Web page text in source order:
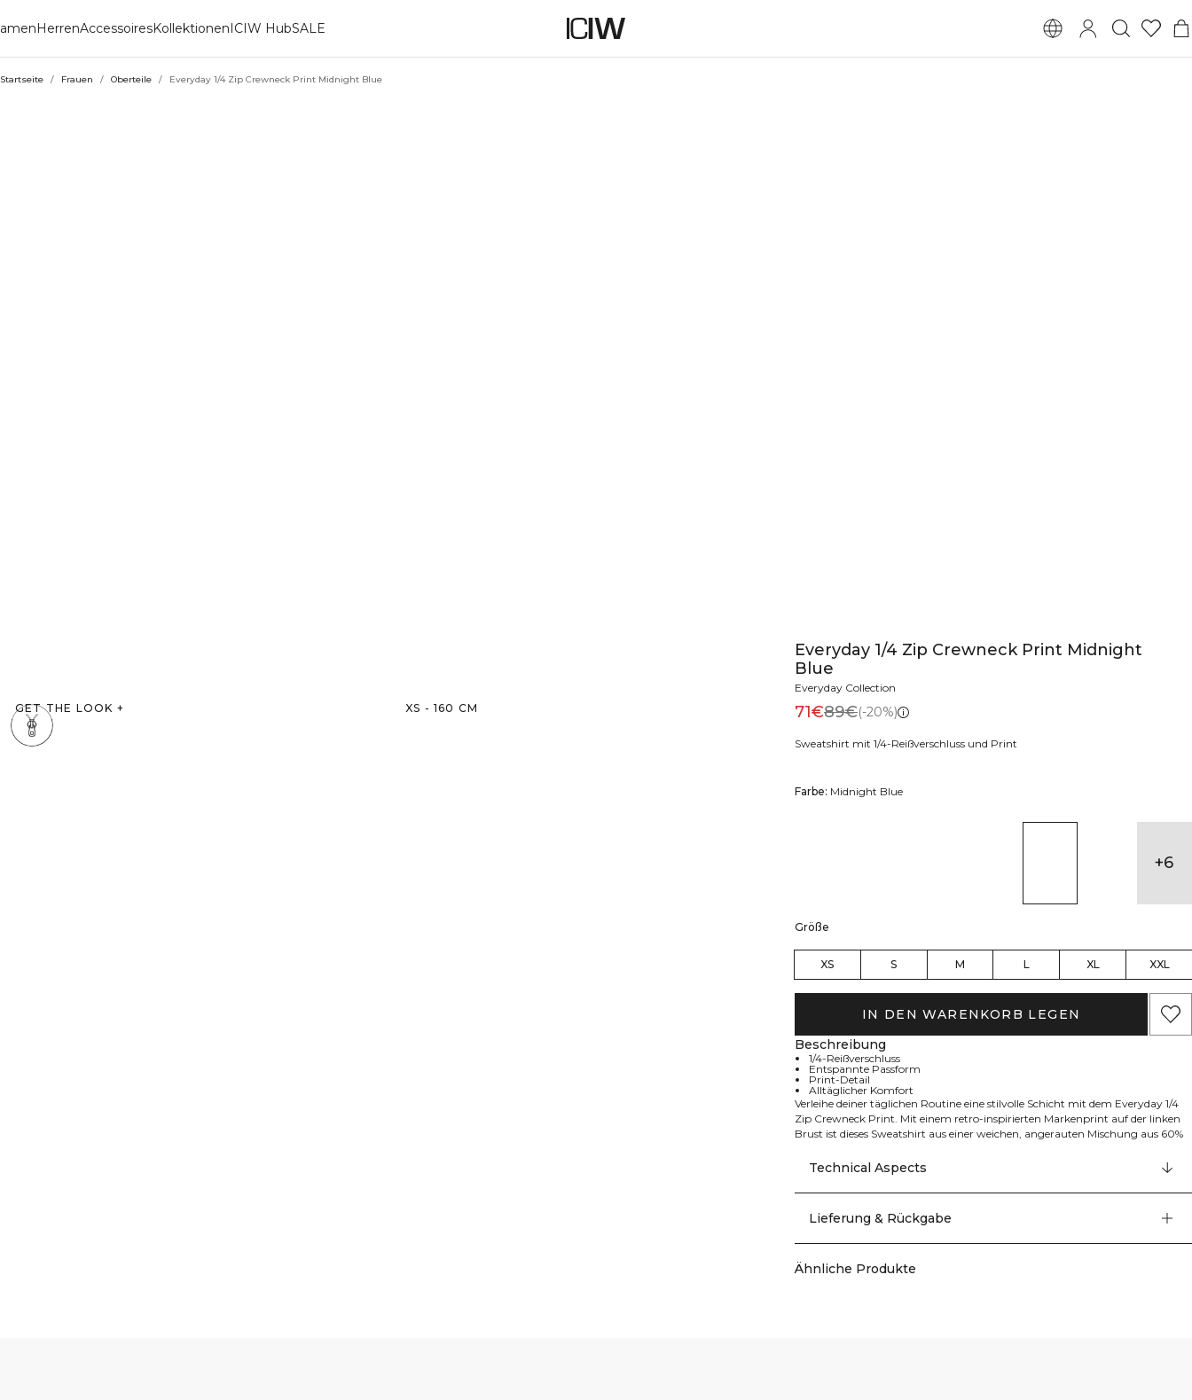
HerrenAccessoiresKollektionenICIW HubSALE
Startseite / Frauen / Oberteile / Everyday 1/4 Zip Crewneck Print Midnight Blue
GET THE LOOK + XS - 160 CM
Everyday 1/4 Zip Crewneck Print Midnight
Blue
Everyday Collection
71€89€(-20%)
Sweatshirt mit 1/4-Reißverschluss und Print
Farbe: Midnight Blue
+6
Größe
XS S M L XL XXL
IN DEN WARENKORB LEGEN
Beschreibung
1/4-Reißverschluss
Entspannte Passform
Print-Detail
Alltäglicher Komfort
Verleihe deiner täglichen Routine eine stilvolle Schicht mit dem Everyday 1/4
Zip Crewneck Print. Mit einem retro-inspirierten Markenprint auf der linken
Brust ist dieses Sweatshirt aus einer weichen, angerauten Mischung aus 60%
den gerippten Bündchen ist es perfekt für Gym-Sessions, die Arbeit oder zum
Entspannen zu Hause geeignet.
Technical Aspects
Lieferung & Rückgabe
Ähnliche Produkte